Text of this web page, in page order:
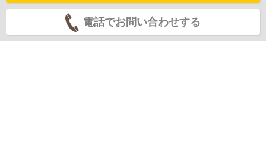
電話でお問い合わせする